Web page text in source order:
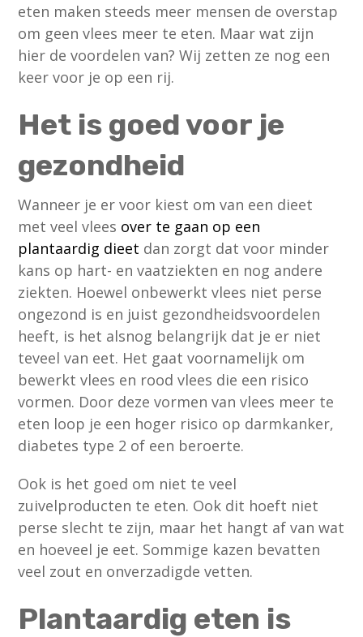
eten maken steeds meer mensen de overstap
om geen vlees meer te eten. Maar wat zijn
hier de voordelen van? Wij zetten ze nog een
keer voor je op een rij.
Het is goed voor je
gezondheid
Wanneer je er voor kiest om van een dieet
met veel vlees over te gaan op een
plantaardig dieet dan zorgt dat voor minder
kans op hart- en vaatziekten en nog andere
ziekten. Hoewel onbewerkt vlees niet perse
ongezond is en juist gezondheidsvoordelen
heeft, is het alsnog belangrijk dat je er niet
teveel van eet. Het gaat voornamelijk om
bewerkt vlees en rood vlees die een risico
vormen. Door deze vormen van vlees meer te
eten loop je een hoger risico op darmkanker,
diabetes type 2 of een beroerte.
Ook is het goed om niet te veel
zuivelproducten te eten. Ook dit hoeft niet
perse slecht te zijn, maar het hangt af van wat
en hoeveel je eet. Sommige kazen bevatten
veel zout en onverzadigde vetten.
Plantaardig eten is